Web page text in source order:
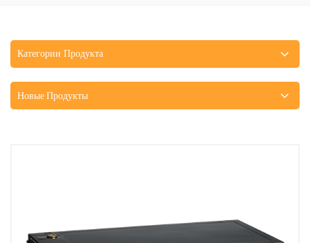
Категории Продукта
Новые Продукты